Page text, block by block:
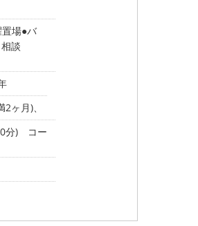
場 バ
談
ヶ月)、
分)
コー